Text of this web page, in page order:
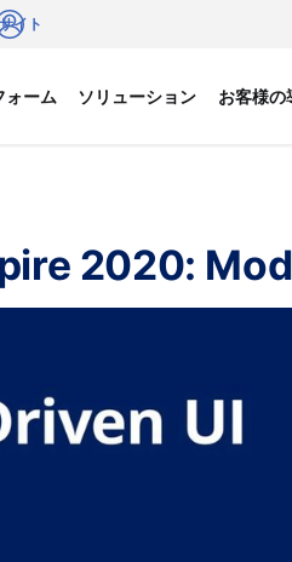
ォーム ソリューション お客様の
イト
2020: